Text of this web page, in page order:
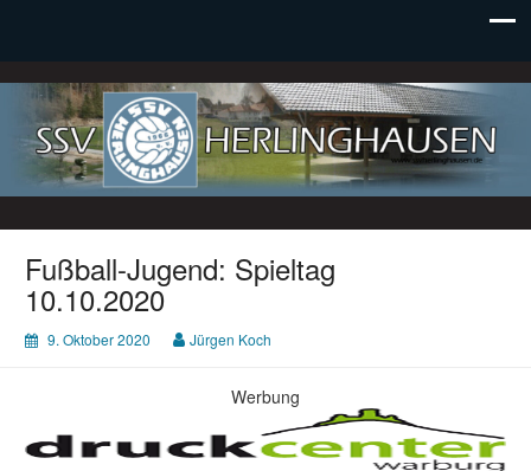
SSV Herlinghausen e. V.
Fußball-Jugend: Spieltag
10.10.2020
9. Oktober 2020 Jürgen Koch
Werbung